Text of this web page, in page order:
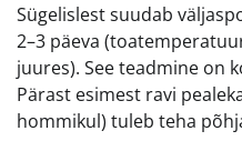
Sügelislest suudab
2–3 päeva
juures). See teadmine on
Pärast esimest ravi
hommikul) tuleb teha